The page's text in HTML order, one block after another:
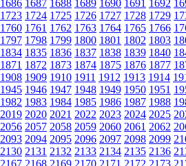
1686 1687 1688 1689 1690 1691 1692
1723 1724 1725 1726 1727 1728 1729
1760 1761 1762 1763 1764 1765 1766
1797 1798 1799 1800 1801 1802 1803
1834 1835 1836 1837 1838 1839 1840
1871 1872 1873 1874 1875 1876 1877
1908 1909 1910 1911 1912 1913 1914
1945 1946 1947 1948 1949 1950 1951
1982 1983 1984 1985 1986 1987 1988
2019 2020 2021 2022 2023 2024 2025
2056 2057 2058 2059 2060 2061 2062
2093 2094 2095 2096 2097 2098 2099
2130 2131 2132 2133 2134 2135 2136
2167 2168 2169 2170 2171 2172 2173